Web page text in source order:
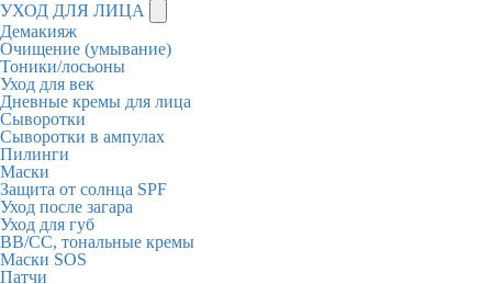
УХОД ДЛЯ ЛИЦА
Демакияж
Очищение (умывание)
Тоники/лосьоны
Уход для век
Дневные кремы для лица
Сыворотки
Сыворотки в ампулах
Пилинги
Маски
Защита от солнца SPF
Уход после загара
Уход для губ
BB/CC, тональные кремы
Маски SOS
Патчи